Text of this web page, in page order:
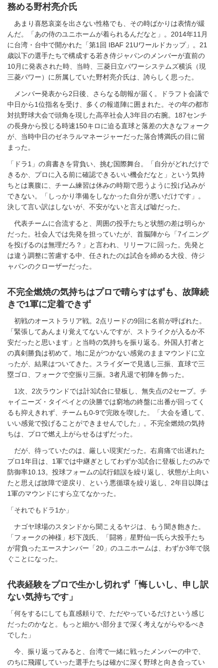
務める野村亮介氏
あまり喜怒哀楽を出さない性格でも、その時ばかりは表情が緩
んだ。「あの侍のユニホームが着られるんだなと」。2014年11月
に台湾・台中で開かれた「第1回 IBAF 21Uワールドカップ」。21
歳以下の選手たちで構成する若き侍ジャパンのメンバーが直前の
10月に発表された時、当時、三菱日立パワーシステムズ横浜（現
三菱パワー）に所属していた野村亮介氏は、誇らしく思った。
メンバー発表から2日後、さらなる朗報が届く。ドラフト会議で
中日から1位指名を受け、多くの報道陣に囲まれた。その年の都市
対抗野球大会で頭角を現した高卒社会人3年目の右腕。187センチ
の長身から投じる時速150キロに迫る直球と落差の大きなフォーク
が、当時中日のゼネラルマネージャーだった落合博満氏の目に留
まった。
「ドラ1」の肩書きを背負い、挑む国際舞台。「自分がどれだけで
きるか、プロに入る前に確認できるいい機会だなと」という気持
ちとは裏腹に、チーム練習は休みの時期で思うように投げ込みが
できない。「しっかり準備をしなかった自分が悪いだけです」。
決して言い訳はしないが、不安がないと言えば嘘だった。
代表チームに合流すると、周囲の投手たちと状態の差は明らか
だった。社会人では先発を担っていたが、首脳陣から「7イニング
を投げるのは無理だろ？」と言われ、リリーフに回った。先発と
は違う調整に苦慮する中、任されたのは試合を締める大役、侍ジ
ャパンのクローザーだった。
不完全燃焼の気持ちはプロで晴らすはずも、故障続
きで1軍に定着できず
初戦のオーストラリア戦。2点リードの9回に名前が呼ばれた。
「緊張してあんまり覚えてないんですが、ストライクが入るか不
安だったと思います」と当時の気持ちを振り返る。外国人打者と
の真剣勝負は初めて。地に足がつかない感覚のままマウンドに立
ったが、結果はついてきた。スライダーで見逃し三振、直球で三
塁ゴロ、フォークで空振り三振。3者凡退で初陣を飾った。
1次、2次ラウンドでは計3試合に登板し、無失点の2セーブ。チ
ャイニーズ・タイペイとの決勝では窮地の終盤に出番が回ってく
るも抑えきれず、チームも0-9で完敗を喫した。「大会を通して、
いい感覚で投げることができませんでした」。不完全燃焼の気持
ちは、プロで燃え上がらせるはずだった。
だが、待っていたのは、厳しい現実だった。右肩痛で出遅れた
プロ1年目は、1軍では中継ぎとしてわずか3試合に登板したのみで
防御率10.13。投球フォームの試行錯誤を繰り返し、状態が上向い
たと思えば故障で逆戻り、という悪循環を繰り返し、2年目以降は
1軍のマウンドにすら立てなかった。
「それでもドラ1か」
ナゴヤ球場のスタンドから聞こえるヤジは、もう聞き飽きた。
「フォークの神様」杉下茂氏、「闘将」星野仙一氏ら大投手たち
が背負ったエースナンバー「20」のユニホームは、わずか3年で脱
ぐことになった。
代表経験をプロで生かし切れず「悔しいし、申し訳
ない気持ちです」
「何をするにしても直感頼りで、ただやっているだけという感じ
だったのかなと。もっと細かい部分まで深く考えながらやるべき
でした」
今、振り返ってみると、台湾で一緒に戦ったメンバーの中で、
のちに飛躍していった選手たちは確かに深く野球と向き合ってい